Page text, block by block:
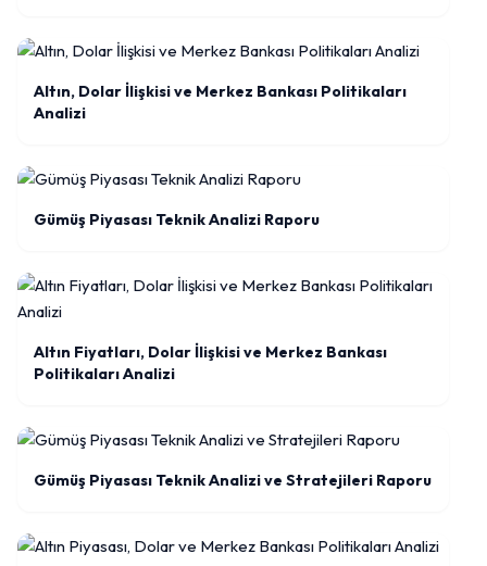
Altın, Dolar İlişkisi ve Merkez Bankası Politikaları
Analizi
Gümüş Piyasası Teknik Analizi Raporu
Altın Fiyatları, Dolar İlişkisi ve Merkez Bankası
Politikaları Analizi
Gümüş Piyasası Teknik Analizi ve Stratejileri Raporu